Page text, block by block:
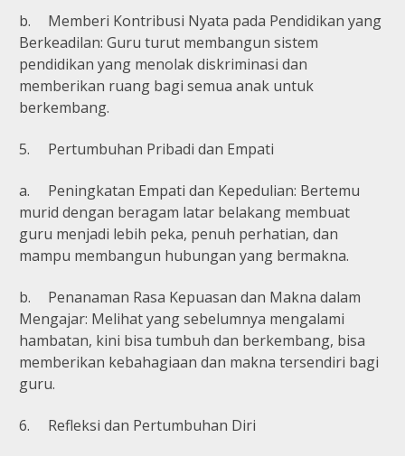
b.
Memberi Kontribusi Nyata pada Pendidikan yang
Berkeadilan: Guru turut membangun sistem
pendidikan yang menolak diskriminasi dan
memberikan ruang bagi semua anak untuk
berkembang.
5. Pertumbuhan Pribadi dan Empati
a.
Peningkatan Empati dan Kepedulian: Bertemu
murid dengan beragam latar belakang membuat
guru menjadi lebih peka, penuh perhatian, dan
mampu membangun hubungan yang bermakna.
b.
Penanaman Rasa Kepuasan dan Makna dalam
Mengajar: Melihat yang sebelumnya mengalami
hambatan, kini bisa tumbuh dan berkembang, bisa
memberikan kebahagiaan dan makna tersendiri bagi
guru.
6. Refleksi dan Pertumbuhan Diri